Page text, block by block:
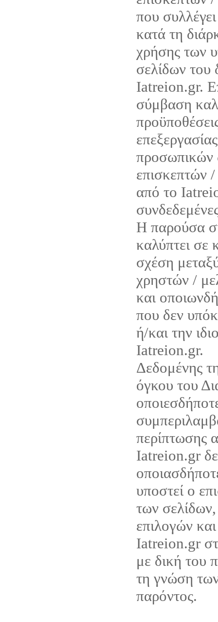
που
κατά τη
χρήσης των
σελίδων του
Iatreion.gr.
σύμβαση
προσωπικών
επισκεπτών
από το
Η παρούσα
καλύπτει σε
σχέση
χρηστών /
και
που δεν
ή/και την
Iatreion.gr.
Δεδομένης
όγκου του
περίπτωσης
Iatreion.gr
υποστεί ο
των
επιλογών
Iatreion.gr
με δική του
τη γνώση
παρόντος.